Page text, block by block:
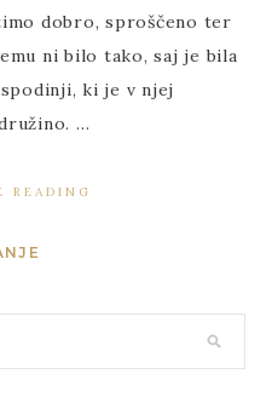
dobro, sproščeno ter
ni bilo tako, saj je bila
ki je v njej
…
READING